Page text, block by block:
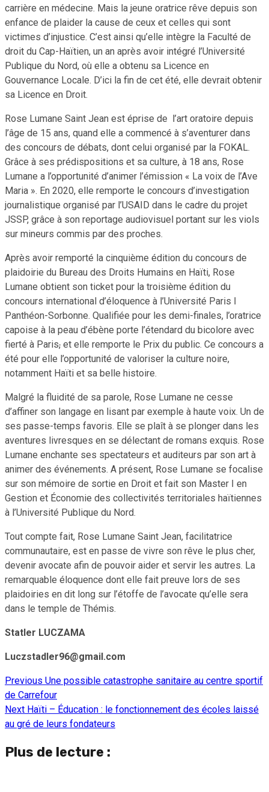
carrière en médecine. Mais la jeune oratrice rêve depuis son
enfance de plaider la cause de ceux et celles qui sont
victimes d’injustice. C’est ainsi qu’elle intègre la Faculté de
droit du Cap-Haïtien, un an après avoir intégré l’Université
Publique du Nord, où elle a obtenu sa Licence en
Gouvernance Locale. D’ici la fin de cet été, elle devrait obtenir
sa Licence en Droit.
Rose Lumane Saint Jean est éprise de l’art oratoire depuis
l’âge de 15 ans, quand elle a commencé à s’aventurer dans
des concours de débats, dont celui organisé par la FOKAL.
Grâce à ses prédispositions et sa culture, à 18 ans, Rose
Lumane a l’opportunité d’animer l’émission « La voix de l’Ave
Maria ». En 2020, elle remporte le concours d’investigation
journalistique organisé par l’USAID dans le cadre du projet
JSSP, grâce à son reportage audiovisuel portant sur les viols
sur mineurs commis par des proches.
Après avoir remporté la cinquième édition du concours de
plaidoirie du Bureau des Droits Humains en Haïti, Rose
Lumane obtient son ticket pour la troisième édition du
concours international d’éloquence à l’Université Paris I
Panthéon-Sorbonne. Qualifiée pour les demi-finales, l’oratrice
capoise à la peau d’ébène porte l’étendard du bicolore avec
fierté à Paris, et elle remporte le Prix du public. Ce concours a
été pour elle l’opportunité de valoriser la culture noire,
notamment Haïti et sa belle histoire.
Malgré la fluidité de sa parole, Rose Lumane ne cesse
d’affiner son langage en lisant par exemple à haute voix. Un de
ses passe-temps favoris. Elle se plaît à se plonger dans les
aventures livresques en se délectant de romans exquis. Rose
Lumane enchante ses spectateurs et auditeurs par son art à
animer des événements. A présent, Rose Lumane se focalise
sur son mémoire de sortie en Droit et fait son Master I en
Gestion et Économie des collectivités territoriales haïtiennes
à l’Université Publique du Nord.
Tout compte fait, Rose Lumane Saint Jean, facilitatrice
communautaire, est en passe de vivre son rêve le plus cher,
devenir avocate afin de pouvoir aider et servir les autres. La
remarquable éloquence dont elle fait preuve lors de ses
plaidoiries en dit long sur l’étoffe de l’avocate qu’elle sera
dans le temple de Thémis.
Statler LUCZAMA
Luczstadler96@gmail.com
Continue
Reading
Previous Une possible catastrophe sanitaire au centre sportif
de Carrefour
Next Haïti – Éducation : le fonctionnement des écoles laissé
au gré de leurs fondateurs
Plus de lecture :